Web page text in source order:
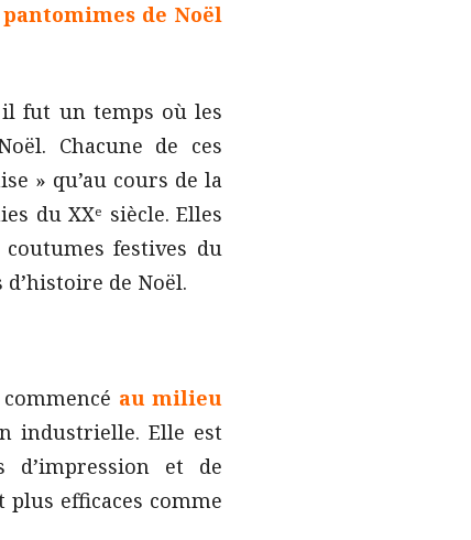
pantomimes de Noël
fut un temps où les
Chacune de ces
» qu’au cours de la
du XXᵉ siècle. Elles
festives du
de Noël.
au milieu
industrielle. Elle est
d’impression et de
efficaces comme